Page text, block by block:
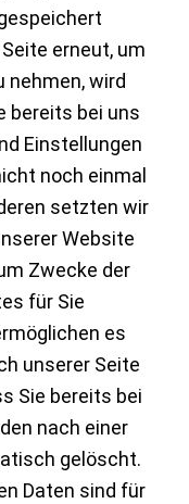
erneut, um
nehmen, wird
bereits bei uns
Einstellungen
noch einmal
setzten wir
Website
Zwecke der
für Sie
es
unserer Seite
Sie bereits bei
nach einer
gelöscht.
Daten sind für